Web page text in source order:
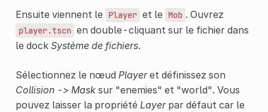
Ensuite viennent le Player et le Mob . Ouvrez
player.tscn en double-cliquant sur le fichier dans
le dock Système de fichiers.
Sélectionnez le nœud Playeret définissez son
Collision -> Masksur "enemies" et "world". Vous
pouvez laisser la propriété Layerpar défaut car le